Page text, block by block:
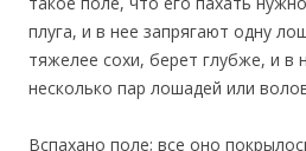
плуга, и в нее запрягают одну
тяжелее сохи, берет глубже, и в
несколько пар лошадей или
Вспахано поле; все оно